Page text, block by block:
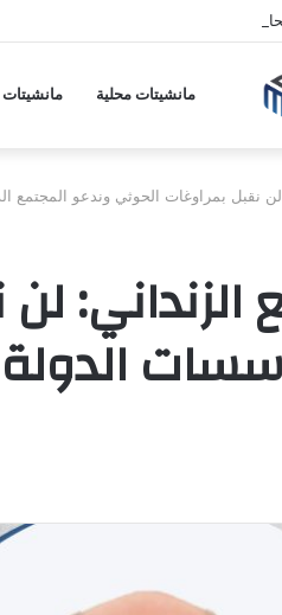
برية مرشحة لحسم جبهات الحروب في
مانشيتات محلية مانشيتات
لن نقبل بمراوغات الحوثي وندعو المجتمع
الزنداني:
الدولة